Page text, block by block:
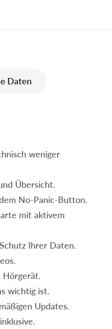
Daten
weniger
Übersicht.
No-Panic-Button.
mit aktivem
Ihrer Daten.
Hörgerät.
wichtig ist.
Updates.